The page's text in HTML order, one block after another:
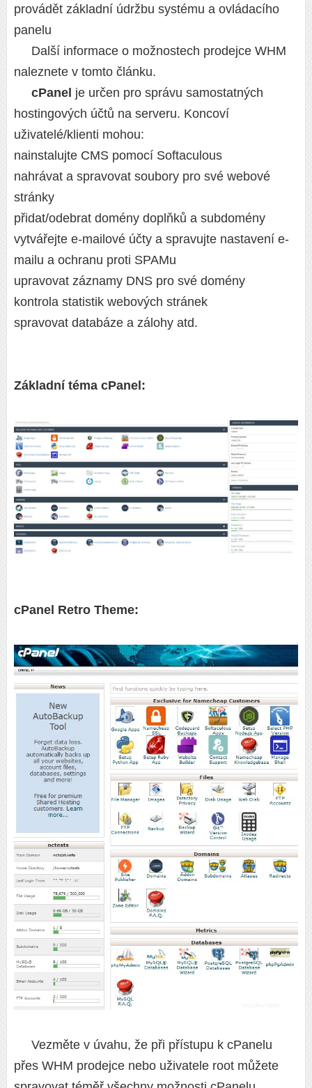
provádět základní údržbu systému a ovládacího
panelu
Další informace o možnostech prodejce WHM
naleznete v tomto článku.
cPanel je určen pro správu samostatných
hostingových účtů na serveru. Koncoví
uživatelé/klienti mohou:
nainstalujte CMS pomocí Softaculous
nahrávat a spravovat soubory pro své webové
stránky
přidat/odebrat domény doplňků a subdomény
vytvářejte e-mailové účty a spravujte nastavení e-
mailu a ochranu proti SPAMu
upravovat záznamy DNS pro své domény
kontrola statistik webových stránek
spravovat databáze a zálohy atd.
Základní téma cPanel:
cPanel Retro Theme:
Vezměte v úvahu, že při přístupu k cPanelu
přes WHM prodejce nebo uživatele root můžete